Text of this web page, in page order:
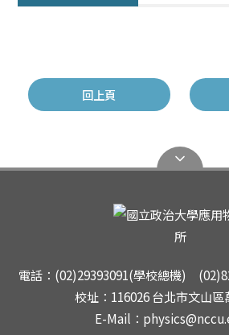
回上頁
電話：(02)29393091(學校總機)
校址：116026 台北市文山區
E-Mail：